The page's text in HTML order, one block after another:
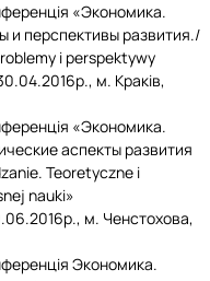
«Экономика.
перспективы развития./
i perspektywy
м. Краків,
«Экономика.
аспекты развития
Teoretyczne i
nauki»
м. Ченстохова,
Экономика.